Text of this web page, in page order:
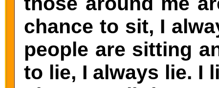
chance to sit, I
people are sitting
to lie, I always lie. I